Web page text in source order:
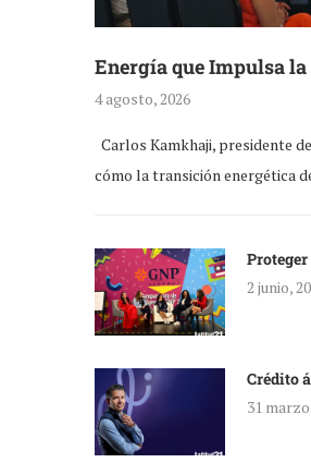
Energía que Impulsa
4 agosto, 2026
Carlos Kamkhaji, presidente
cómo la transición energética
2 junio,
Crédito
31